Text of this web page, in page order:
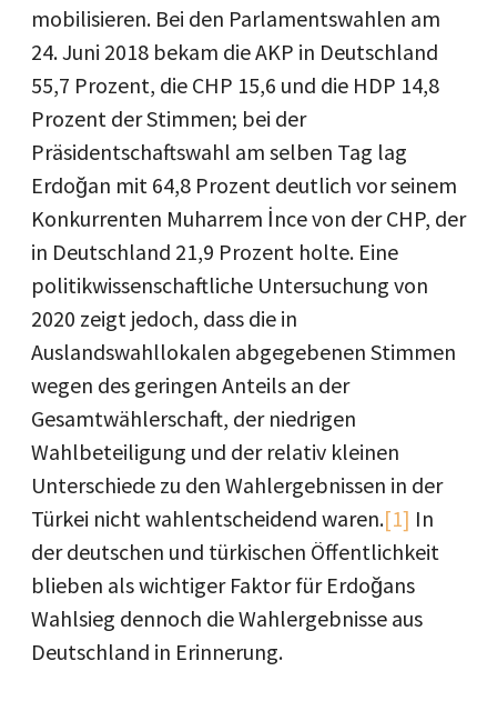
mobilisieren. Bei den Parlamentswahlen am
24. Juni 2018 bekam die AKP in Deutschland
55,7 Prozent, die CHP 15,6 und die HDP 14,8
Prozent der Stimmen; bei der
Präsidentschaftswahl am selben Tag lag
Erdoğan mit 64,8 Prozent deutlich vor seinem
Konkurrenten Muharrem İnce von der CHP, der
in Deutschland 21,9 Prozent holte. Eine
politikwissenschaftliche Untersuchung von
2020 zeigt jedoch, dass die in
Auslandswahllokalen abgegebenen Stimmen
wegen des geringen Anteils an der
Gesamtwählerschaft, der niedrigen
Wahlbeteiligung und der relativ kleinen
Unterschiede zu den Wahlergebnissen in der
Türkei nicht wahlentscheidend waren.[1] In
der deutschen und türkischen Öffentlichkeit
blieben als wichtiger Faktor für Erdoğans
Wahlsieg dennoch die Wahlergebnisse aus
Deutschland in Erinnerung.